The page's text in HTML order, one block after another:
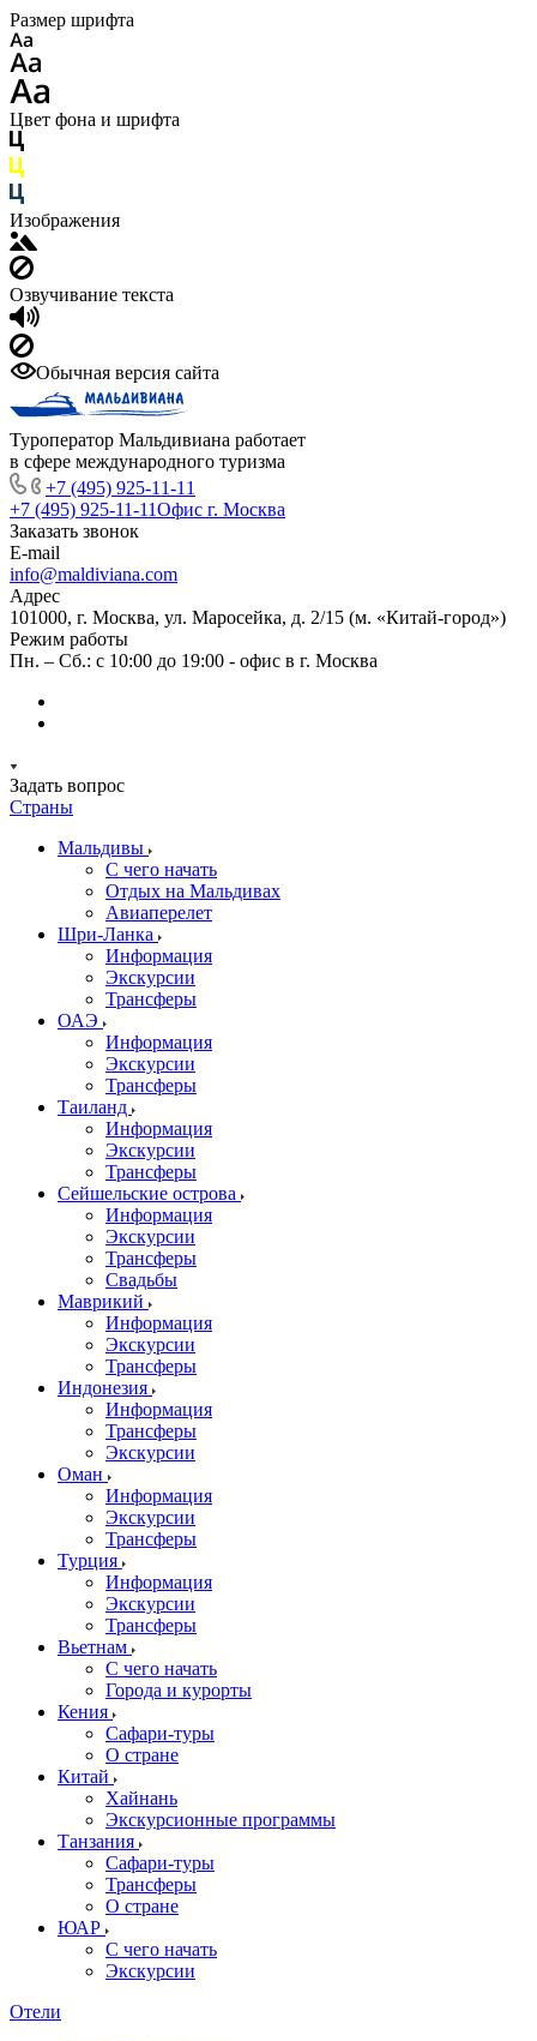
Размер шрифта
Цвет фона и шрифта
Изображения
Озвучивание текста
Обычная версия сайта
Туроператор Мальдивиана работает
в сфере международного туризма
+7 (495) 925-11-11
+7 (495) 925-11-11Офис г. Москва
Заказать звонок
E-mail
info@maldiviana.com
Адрес
101000, г. Москва, ул. Маросейка, д. 2/15 (м. «Китай-город»)
Режим работы
Пн. – Сб.: с 10:00 до 19:00 - офис в г. Москва
Задать вопрос
Страны
Мальдивы
С чего начать
Отдых на Мальдивах
Авиаперелет
Шри-Ланка
Информация
Экскурсии
Трансферы
ОАЭ
Информация
Экскурсии
Трансферы
Таиланд
Информация
Экскурсии
Трансферы
Сейшельские острова
Информация
Экскурсии
Трансферы
Свадьбы
Маврикий
Информация
Экскурсии
Трансферы
Индонезия
Информация
Трансферы
Экскурсии
Оман
Информация
Экскурсии
Трансферы
Турция
Информация
Экскурсии
Трансферы
Вьетнам
С чего начать
Города и курорты
Кения
Сафари-туры
О стране
Китай
Хайнань
Экскурсионные программы
Танзания
Сафари-туры
Трансферы
О стране
ЮАР
С чего начать
Экскурсии
Отели